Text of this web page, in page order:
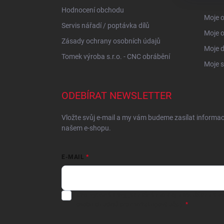
Hodnocení obchodu
Servis nářadí / poptávka dílů
Zásady ochrany osobních údajů
Tomek výroba s.r.o. - CNC obrábění
Moje
Moje
Moje
Moje
ODEBÍRAT NEWSLETTER
Vložte svůj e-mail a my vám budeme zasílat
našem e-shopu.
E-MAIL